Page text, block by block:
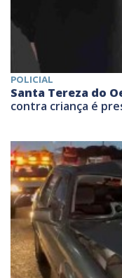
POLICIAL
Santa Tereza do
contra criança é